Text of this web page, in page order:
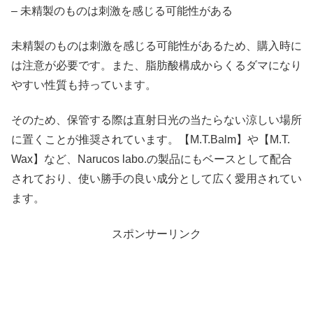
– 未精製のものは刺激を感じる可能性がある
未精製のものは刺激を感じる可能性があるため、購入時に
は注意が必要です。また、脂肪酸構成からくるダマになり
やすい性質も持っています。
そのため、保管する際は直射日光の当たらない涼しい場所
に置くことが推奨されています。【M.T.Balm】や【M.T.
Wax】など、Narucos labo.の製品にもベースとして配合
されており、使い勝手の良い成分として広く愛用されてい
ます。
スポンサーリンク